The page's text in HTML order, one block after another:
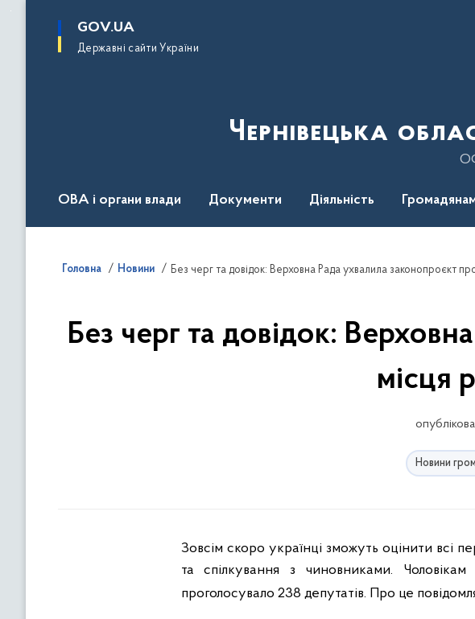
основного
GOV.UA
Державні сайти України
Чернівецька
ОВА і органи влади Документи Діяльність
Головна Новини Без черг та довідок: Верховна Рада ухвалила законопроєкт
Без черг та довідок:
місця
Новини
Зовсім скоро українці зможуть оцінити всі
та спілкування з чиновниками.
проголосувало 238 депутатів. Про це